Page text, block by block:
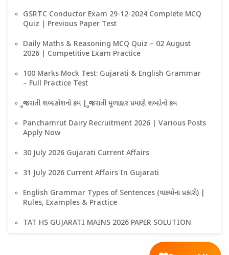
GSRTC Conductor Exam 29-12-2024 Complete MCQ
Quiz | Previous Paper Test
Daily Maths & Reasoning MCQ Quiz – 02 August
2026 | Competitive Exam Practice
100 Marks Mock Test: Gujarati & English Grammar
– Full Practice Test
ગુજરાતી શબ્દકોશનો ક્રમ | ગુજરાતી મૂળાક્ષર પ્રમાણે શબ્દોનો ક્રમ
Panchamrut Dairy Recruitment 2026 | Various Posts
Apply Now
30 July 2026 Gujarati Current Affairs
31 July 2026 Current Affairs In Gujarati
English Grammar Types of Sentences (વાક્યોના પ્રકારો) |
Rules, Examples & Practice
TAT HS GUJARATI MAINS 2026 PAPER SOLUTION